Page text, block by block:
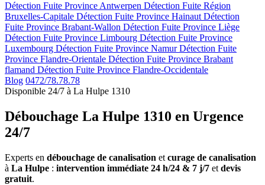
Détection Fuite Province Antwerpen Détection Fuite Région
Bruxelles-Capitale Détection Fuite Province Hainaut Détection
Fuite Province Brabant-Wallon Détection Fuite Province Liège
Détection Fuite Province Limbourg Détection Fuite Province
Luxembourg Détection Fuite Province NamurDétection Fuite
Province Flandre-Orientale Détection Fuite Province Brabant
flamand Détection Fuite Province Flandre-Occidentale
Blog 0472/78.78.78
Disponible 24/7 à La Hulpe 1310
Débouchage La Hulpe 1310 en Urgence
24/7
Experts en débouchage de canalisation et curage de canalisation
à La Hulpe : intervention immédiate 24 h/24 & 7 j/7 et devis
gratuit.